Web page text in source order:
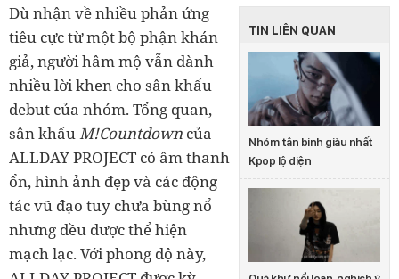
TIN LIÊN QUAN
Nhóm tân binh giàu nhất
Kpop lộ diện
Dù nhận về nhiều phản ứng
tiêu cực từ một bộ phận khán
giả, người hâm mộ vẫn dành
nhiều lời khen cho sân khấu
debut của nhóm. Tổng quan,
sân khấuM!Countdown của
ALLDAY PROJECT có âm thanh
ổn, hình ảnh đẹp và các động
tác vũ đạo tuy chưa bùng nổ
nhưng đều được thể hiện
mạch lạc. Với phong độ này,